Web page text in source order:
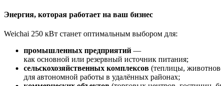
Энергия, которая работает на ваш бизнес
Weichai 250 кВт станет оптимальным выбором для:
промышленных предприятий —
как основной или резервный источник питания;
сельскохозяйственных комплексов (теплицы,
для автономной работы в удалённых районах;